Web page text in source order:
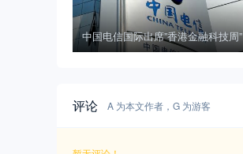
中国电信国际出席”香港金融科技周”
评论 A 为本文作者，G 为游客